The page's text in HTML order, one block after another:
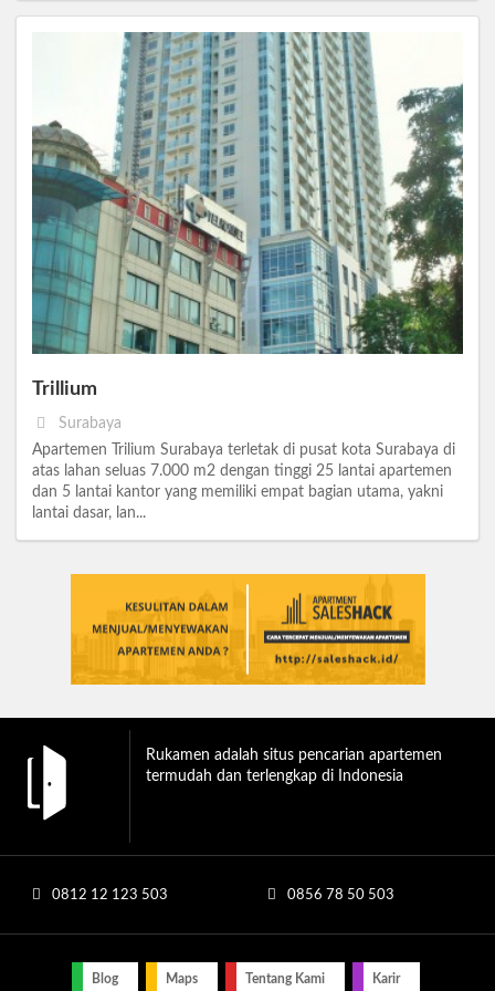
Trillium
Surabaya
Apartemen Trilium Surabaya terletak di pusat kota Surabaya di
atas lahan seluas 7.000 m2 dengan tinggi 25 lantai apartemen
dan 5 lantai kantor yang memiliki empat bagian utama, yakni
lantai dasar, lan...
Rukamen adalah situs pencarian apartemen
termudah dan terlengkap di Indonesia
0812 12 123 503 0856 78 50 503
Blog Maps Tentang Kami Karir